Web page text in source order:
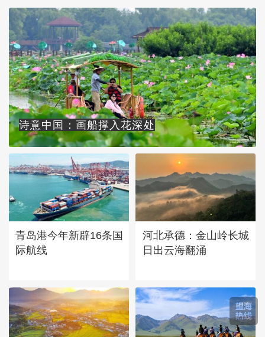
诗意中国：画船撑入花深处
青岛港今年新辟16条国
际航线
河北承德：金山岭长城
日出云海翻涌